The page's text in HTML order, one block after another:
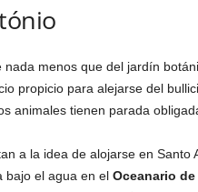
nada menos que del jardín
propicio para alejarse del
animales tienen parada
a la idea de alojarse en
bajo el agua en el Oceanario